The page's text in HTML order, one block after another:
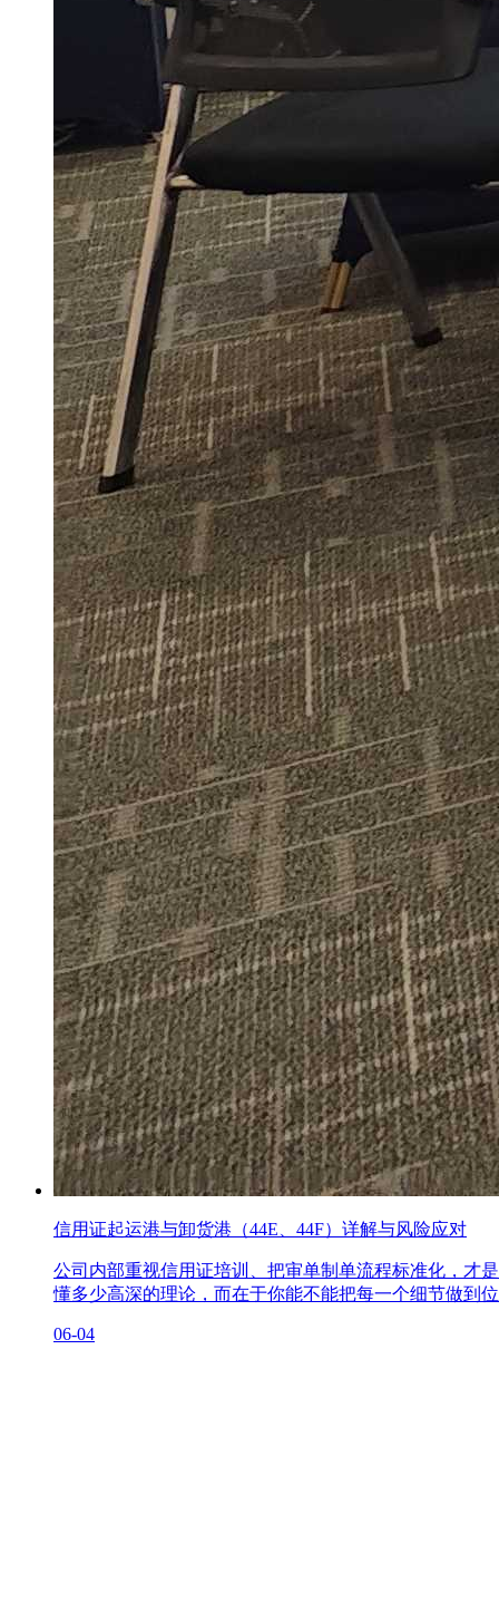
信用证起运港与卸货港（44E、44F）详解与风险应对
公司内部重视信用证培训、把审单制单流程标准化，才
懂多少高深的理论，而在于你能不能把每一个细节做到
06-04